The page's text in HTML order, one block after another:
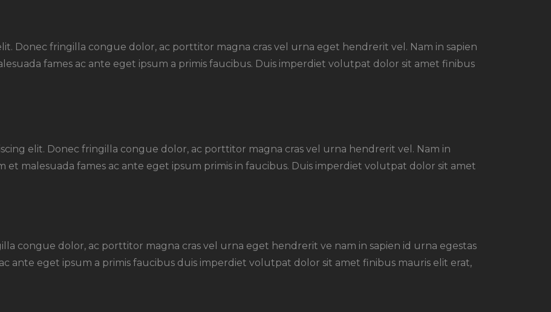
Donec fringilla congue dolor, ac porttitor magna cras vel urna eget hendrerit vel. Nam in sapien
fames ac ante eget ipsum a primis faucibus. Duis imperdiet volutpat dolor sit amet finibus
elit. Donec fringilla congue dolor, ac porttitor magna cras vel urna hendrerit vel. Nam in
et malesuada fames ac ante eget ipsum primis in faucibus. Duis imperdiet volutpat dolor sit amet
congue dolor, ac porttitor magna cras vel urna eget hendrerit ve nam in sapien id urna egestas
ante eget ipsum a primis faucibus duis imperdiet volutpat dolor sit amet finibus mauris elit erat,